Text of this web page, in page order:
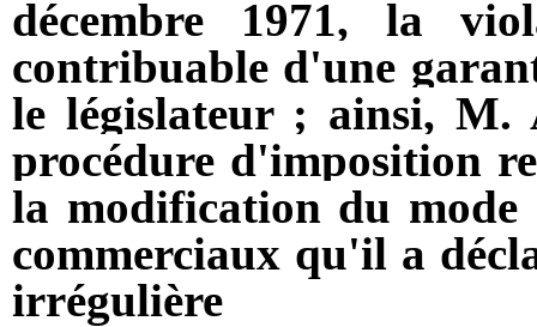
décembre 1971, la
contribuable d'une
le législateur ; ainsi, M.
procédure d'imposition
la modification du mode
commerciaux qu'il a
irrégulière